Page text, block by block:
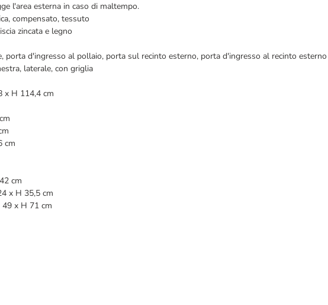
l'area esterna in caso di maltempo.
compensato, tessuto
zincata e legno
porta d'ingresso al pollaio, porta sul recinto esterno, porta d'ingresso al recinto esterno
laterale, con griglia
x H 114,4 cm
cm
cm
x H 35,5 cm
x H 71 cm